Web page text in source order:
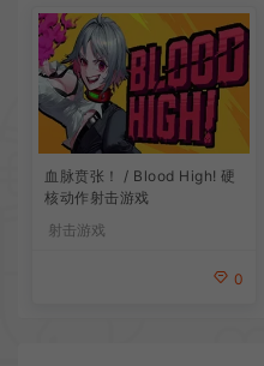
血脉贲张！ / Blood High! 硬
核动作射击游戏
射击游戏
0